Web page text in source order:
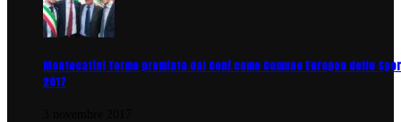
Montecatini Terme premiata dal Coni come Comune Europeo dello
2017